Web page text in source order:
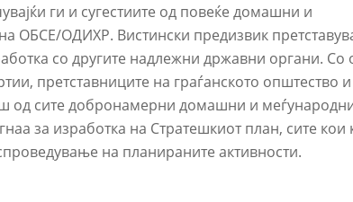
ги и сугестиите од повеќе домашни и
ОБСЕ/ОДИХР. Вистински предизвик
со другите надлежни државни органи.
претставниците на граѓанското општество
од сите добронамерни домашни и
за изработка на Стратешкиот план, сите
на планираните активности.